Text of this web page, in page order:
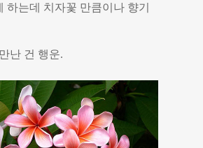
하는데 치자꽃 만큼이나 향기
난 건 행운.